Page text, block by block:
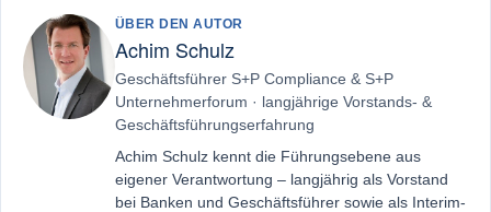
ÜBER DEN AUTOR
Achim Schulz
Geschäftsführer S+P Compliance & S+P
Unternehmerforum · langjährige Vorstands- &
Geschäftsführungserfahrung
Achim Schulz kennt die Führungsebene aus
eigener Verantwortung – langjährig als Vorstand
bei Banken und Geschäftsführer sowie als Interim-